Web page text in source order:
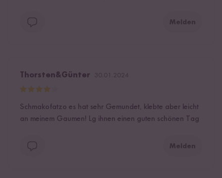
Melden
Thorsten&Günter
Schmakofatzo es hat sehr Gemundet, klebte aber leicht
an meinem Gaumen! Lg ihnen einen guten schönen Tag
Melden